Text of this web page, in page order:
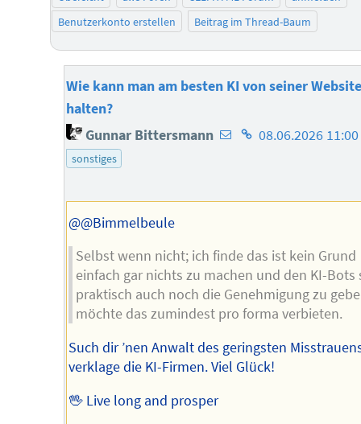
Benutzerkonto erstellen
Beitrag im Thread-Baum
Wie kann man am besten KI von seiner
halten?
Gunnar Bittersmann E-
des
Homepage
08.06.2026 11:00
sonstiges
@@Bimmelbeule
Selbst wenn nicht; ich finde das ist kein Grund
einfach gar nichts zu machen und den KI-Bots
praktisch auch noch die Genehmigung zu
möchte das zumindest pro forma verbieten.
Such dir ’nen Anwalt des geringsten
verklage die KI-Firmen. Viel Glück!
🖖 Live long and prosper